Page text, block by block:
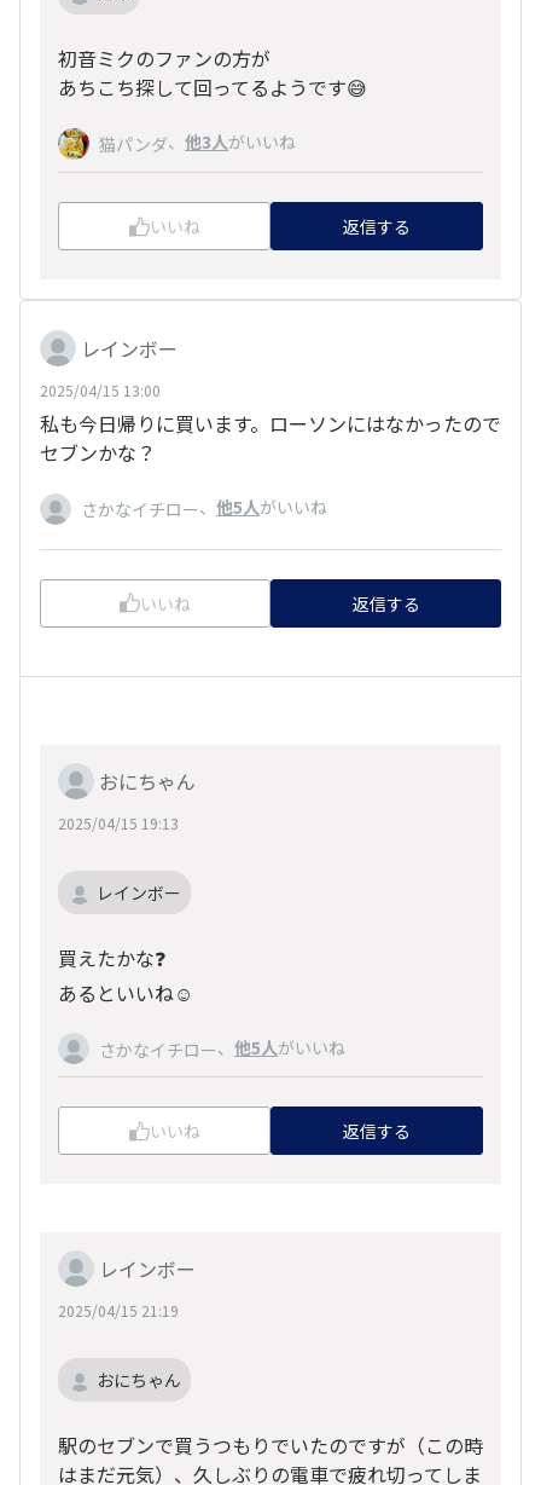
初音ミクのファンの方が
あちこち探して回ってるようです😅
猫パンダ、 他3人がいいね
いいね 返信する
レインボー
2025/04/15 13:00
私も今日帰りに買います。ローソンにはなかったので
セブンかな？
さかなイチロー、 他5人がいいね
いいね 返信する
おにちゃん
2025/04/15 19:13
レインボー
買えたかな❓️
あるといいね☺️
さかなイチロー、 他5人がいいね
いいね 返信する
レインボー
2025/04/15 21:19
おにちゃん
駅のセブンで買うつもりでいたのですが（この時
はまだ元気）、久しぶりの電車で疲れ切ってしま